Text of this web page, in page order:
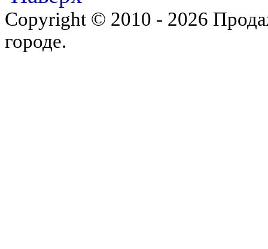
Copyright © 2010 - 2026
городе.